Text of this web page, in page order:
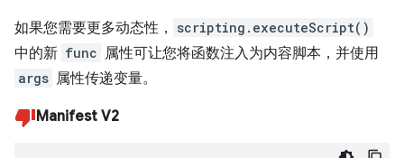
如果您需要更多动态性， scripting.executeScript()
中的新 func 属性可让您将函数注入为内容脚本，并使用
args 属性传递变量。
Manifest V2